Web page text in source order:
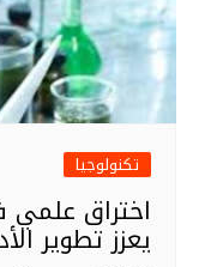
تكنولوجيا
اختراق علمي
يعزز تطوير